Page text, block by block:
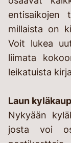
entisaikojen
millaista on
Voit lukea
liimata
leikatuista
Laun
Nykyään
josta voi